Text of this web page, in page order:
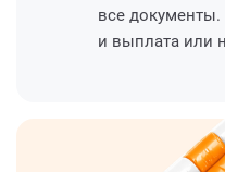
все документы.
и выплата или